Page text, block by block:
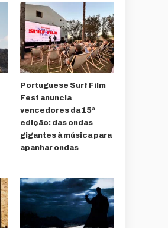
Portuguese Surf Film
Fest anuncia
vencedores da 15ª
edição: das ondas
gigantes à música para
apanhar ondas